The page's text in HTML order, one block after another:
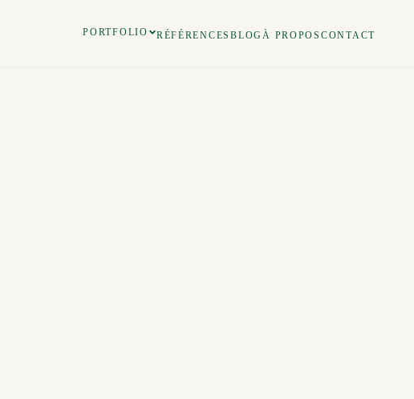
PORTFOLIO RÉFÉRENCESBLOG À PROPOS CONTACT